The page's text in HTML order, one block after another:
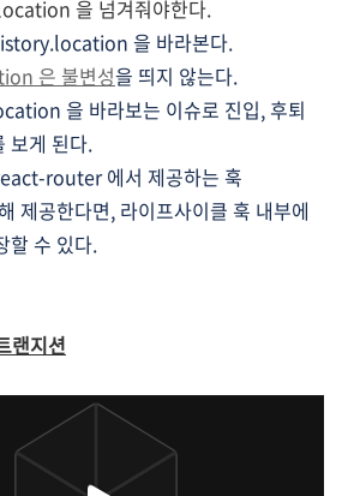
을 넘겨줘야한다.
을 바라본다.
은 불변성을 띄지 않는다.
을 바라보는 이슈로 진입, 후퇴
보게 된다.
router 에서 제공하는 훅
제공한다면, 라이프사이클 훅 내부에
할 수 있다.
랜지션